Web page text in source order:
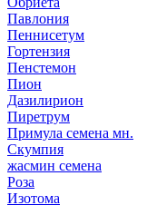
Павлония
Пеннисетум
Гортензия
Пенстемон
Пион
Дазилирион
Пиретрум
Примула семена мн.
Скумпия
жасмин семена
Роза
Изотома